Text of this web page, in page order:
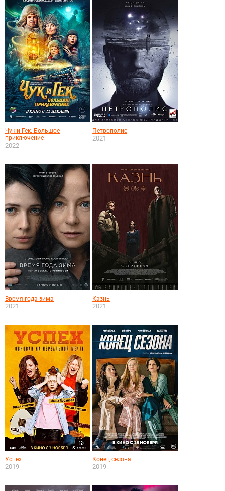
Чук и Гек. Большое
приключение
2022
Петрополис
2021
Время года зима
2021
Казнь
2021
Успех
2019
Конец сезона
2019